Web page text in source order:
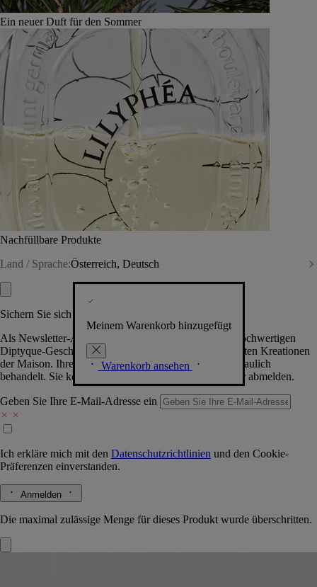
Ein neuer Duft für den Sommer
Nachfüllbare Produkte
Land / Sprache:Österreich, Deutsch
Meinem Warenkorb hinzugefügt
Warenkorb ansehen
Sichern Sie sich exklusive Vorteile
Als Newsletter-Abonnent.in erhalten Sie Zugang zu hochwertigen
Diptyque-Geschenken, Events & News über die neuesten Kreationen
der Maison. Ihre Daten werden selbstverständlich vertraulich
behandelt. Sie können sich jederzeit problemlos wieder abmelden.
Geben Sie Ihre E-Mail-Adresse ein
Ich erkläre mich mit den Datenschutzrichtlinien und den Cookie-
Präferenzen einverstanden.
Anmelden
Die maximal zulässige Menge für dieses Produkt wurde überschritten.